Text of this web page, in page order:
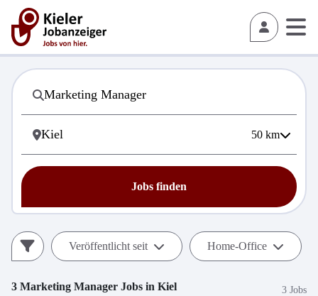
50 km
Jobs finden
Veröffentlicht seit Home-Office
3 Marketing Manager Jobs in Kiel 3 Jobs